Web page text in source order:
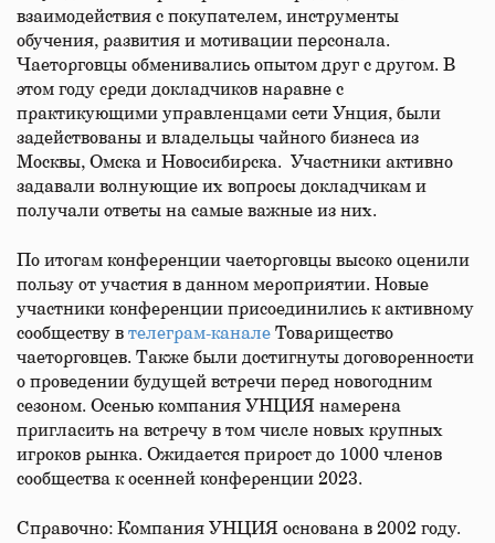
взаимодействия с покупателем, инструменты
обучения, развития и мотивации персонала.
Чаеторговцы обменивались опытом друг с другом. В
этом году среди докладчиков наравне с
практикующими управленцами сети Унция, были
задействованы и владельцы чайного бизнеса из
Москвы, Омска и Новосибирска. Участники активно
задавали волнующие их вопросы докладчикам и
получали ответы на самые важные из них.
По итогам конференции чаеторговцы высоко оценили
пользу от участия в данном мероприятии. Новые
участники конференции присоединились к активному
сообществу в телеграм-канале Товарищество
чаеторговцев. Также были достигнуты договоренности
о проведении будущей встречи перед новогодним
сезоном. Осенью компания УНЦИЯ намерена
пригласить на встречу в том числе новых крупных
игроков рынка. Ожидается прирост до 1000 членов
сообщества к осенней конференции 2023.
Справочно: Компания УНЦИЯ основана в 2002 году.